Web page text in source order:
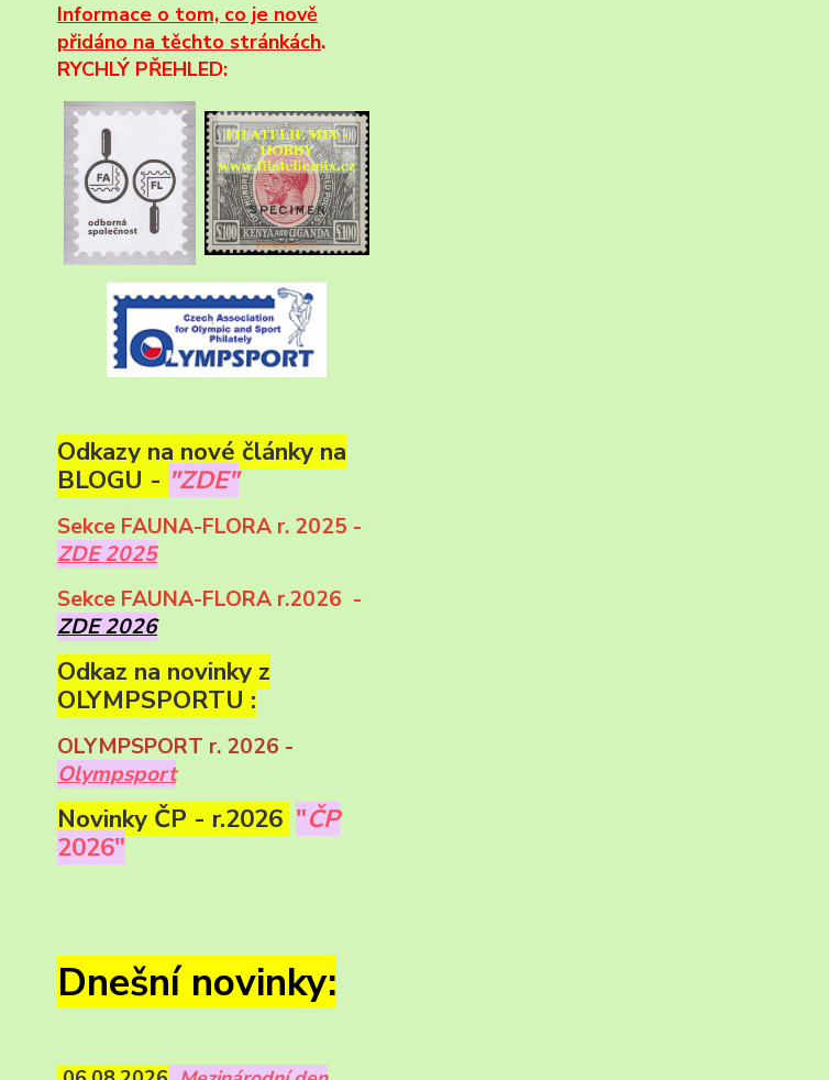
Informace o tom, co je nově
přidáno na těchto stránkách.
RYCHLÝ PŘEHLED:
Odkazy na nové články na
BLOGU - "ZDE"
Sekce FAUNA-FLORA r. 2025 -
ZDE 2025
Sekce FAUNA-FLORA r.2026 -
ZDE 2026
Odkaz na novinky z
OLYMPSPORTU :
OLYMPSPORT r. 2026 -
Olympsport
Novinky ČP - r.2026 "ČP
2026"
Dnešní novinky: